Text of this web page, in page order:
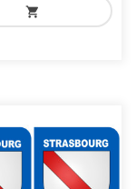
shopping_cart